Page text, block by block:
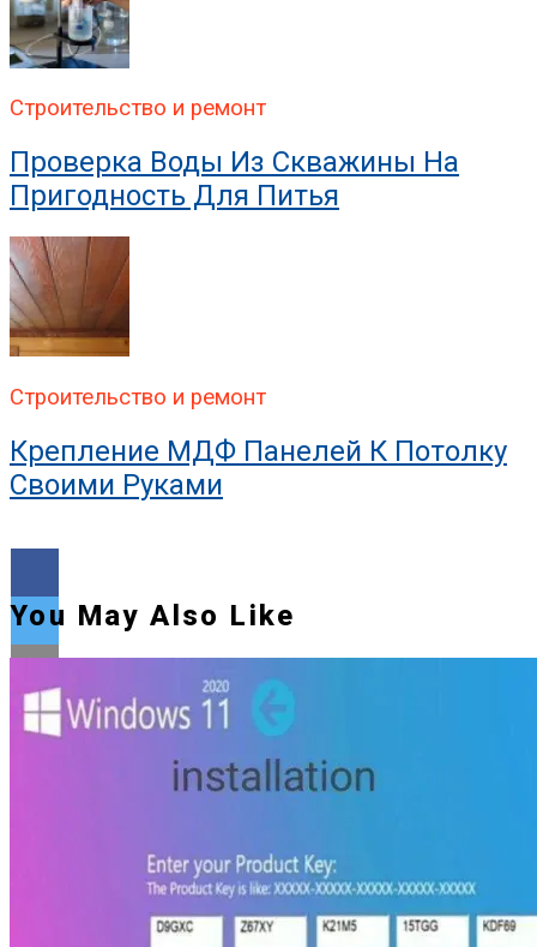
Строительство и ремонт
Проверка Воды Из Скважины На
Пригодность Для Питья
Строительство и ремонт
Крепление МДФ Панелей К Потолку
Своими Руками
Flipboard
You May Also Like